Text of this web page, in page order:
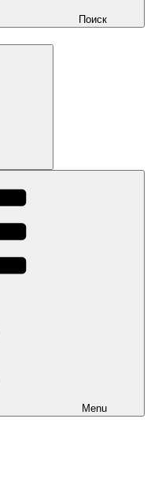
Поиск
Menu